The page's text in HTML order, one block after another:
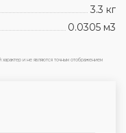
3.3 кг
0.0305 м3
и не являются точным отображением